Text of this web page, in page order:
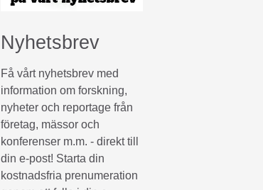
Nyhetsbrev
Få vårt nyhetsbrev med
information om forskning,
nyheter och reportage från
företag, mässor och
konferenser m.m. - direkt till
din e-post! Starta din
kostnadsfria prenumeration